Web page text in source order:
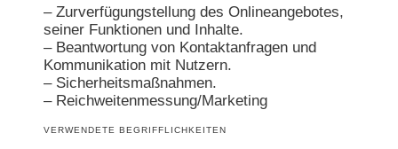
– Zurverfügungstellung des Onlineangebotes,
seiner Funktionen und Inhalte.
– Beantwortung von Kontaktanfragen und
Kommunikation mit Nutzern.
– Sicherheitsmaßnahmen.
– Reichweitenmessung/Marketing
VERWENDETE BEGRIFFLICHKEITEN